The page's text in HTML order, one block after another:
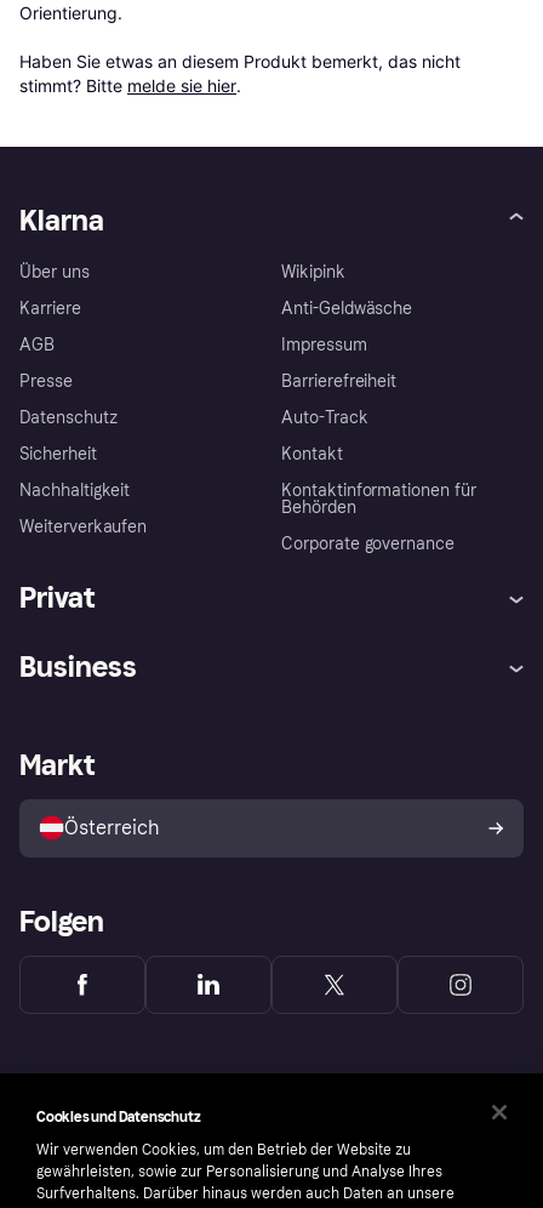
Orientierung.
Haben Sie etwas an diesem Produkt bemerkt, das nicht
stimmt? Bitte melde sie hier.
Klarna
Über uns
Karriere
AGB
Presse
Datenschutz
Sicherheit
Nachhaltigkeit
Weiterverkaufen
Wikipink
Anti-Geldwäsche
Impressum
Barrierefreiheit
Auto-Track
Kontakt
Kontaktinformationen für
Behörden
Corporate governance
Privat
Shops entdecken
Business
Händlerportal
Markt
Österreich
Folgen
Cookies und Datenschutz
Wir verwenden Cookies, um den Betrieb der Website zu
gewährleisten, sowie zur Personalisierung und Analyse Ihres
Surfverhaltens. Darüber hinaus werden auch Daten an unsere